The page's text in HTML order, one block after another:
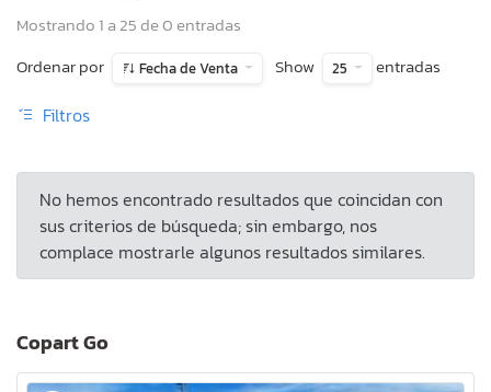
Mostrando 1 a 25 de 0 entradas
Ordenar por
Fecha de Venta Show 25 entradas
Filtros
No hemos encontrado resultados que coincidan con
sus criterios de búsqueda; sin embargo, nos
complace mostrarle algunos resultados similares.
Copart Go